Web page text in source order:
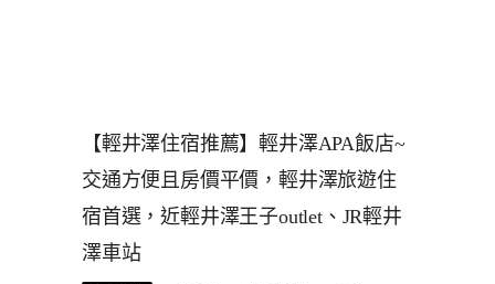
【輕井澤住宿推薦】輕井澤APA飯店~
交通方便且房價平價，輕井澤旅遊住
宿首選，近輕井澤王子outlet、JR輕井
澤車站